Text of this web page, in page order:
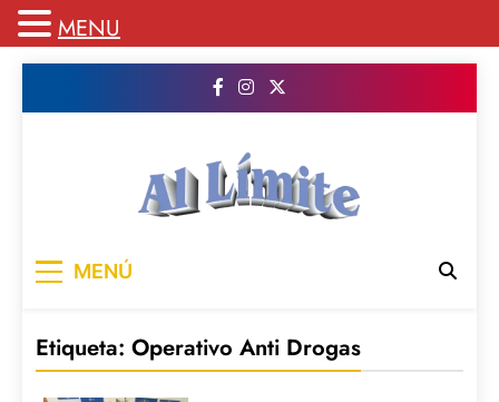
publicamos todo el contenido e informacion
MENÚ
Etiqueta: Operativo Anti Drogas
MENU